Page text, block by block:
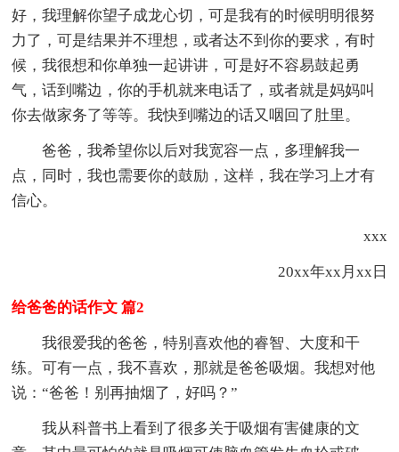
好，我理解你望子成龙心切，可是我有的时候明明很努
力了，可是结果并不理想，或者达不到你的要求，有时
候，我很想和你单独一起讲讲，可是好不容易鼓起勇
气，话到嘴边，你的手机就来电话了，或者就是妈妈叫
你去做家务了等等。我快到嘴边的话又咽回了肚里。
爸爸，我希望你以后对我宽容一点，多理解我一
点，同时，我也需要你的鼓励，这样，我在学习上才有
信心。
xxx
20xx年xx月xx日
给爸爸的话作文 篇2
我很爱我的爸爸，特别喜欢他的睿智、大度和干
练。可有一点，我不喜欢，那就是爸爸吸烟。我想对他
说：“爸爸！别再抽烟了，好吗？”
我从科普书上看到了很多关于吸烟有害健康的文